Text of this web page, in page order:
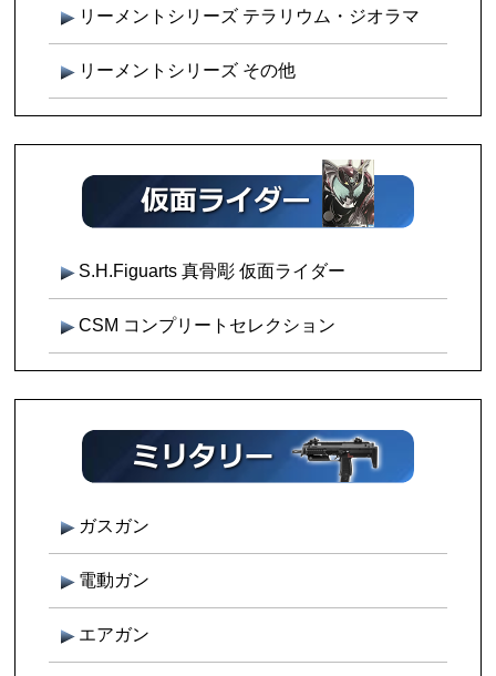
リーメントシリーズ テラリウム・ジオラマ
リーメントシリーズ その他
S.H.Figuarts 真骨彫 仮面ライダー
CSM コンプリートセレクション
ガスガン
電動ガン
エアガン